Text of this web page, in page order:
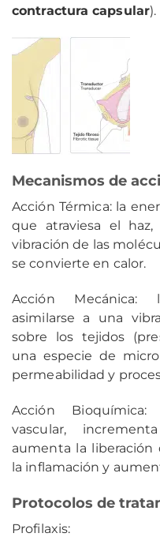
contractura capsular).
Mecanismos de
Acción Térmica: la
que atraviesa el
vibración de las
se convierte en calor.
Acción Mecánica:
asimilarse a una
sobre los tejidos
una especie de
permeabilidad y
Acción
vascular,
aumenta la liberación
la inflamación y
Protocolos de
Profilaxis: